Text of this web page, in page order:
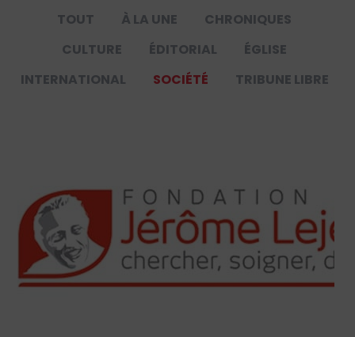
TOUT À LA UNE
CHRONIQUES
CULTURE
ÉDITORIAL
ÉGLISE
INTERNATIONAL
SOCIÉTÉ TRIBUNE LIBRE